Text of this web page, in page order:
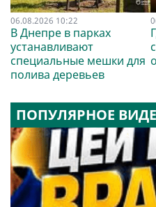
06.08.2026 10:22
В Днепре в парках
устанавливают
специальные мешки для
полива деревьев
ПОПУЛЯРНОЕ